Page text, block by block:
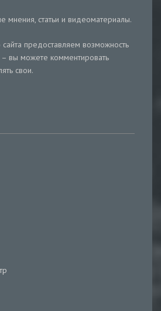
мнения, статьи и видеоматериалы.
предоставляем возможность
вы можете комментировать
свои.